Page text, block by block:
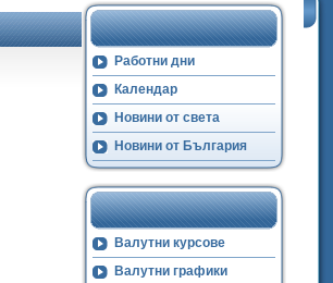
Работни дни
Календар
Новини от света
Новини от България
Валутни курсове
Валутни графики